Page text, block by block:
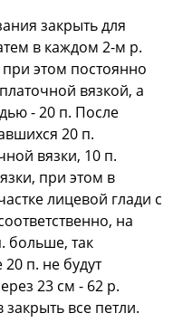
закрыть для
в каждом 2-м р.
при этом постоянно
вязкой, а
- 20 п. После
20 п.
вязки, 10 п.
при этом в
лицевой глади с
на
больше, так
п. не будут
23 см - 62 р.
все петли.